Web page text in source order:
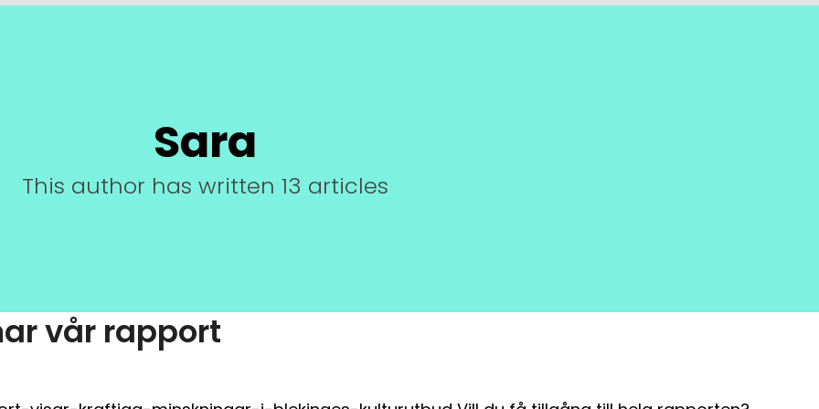
Sara
This author has written 13 articles
vår rapport